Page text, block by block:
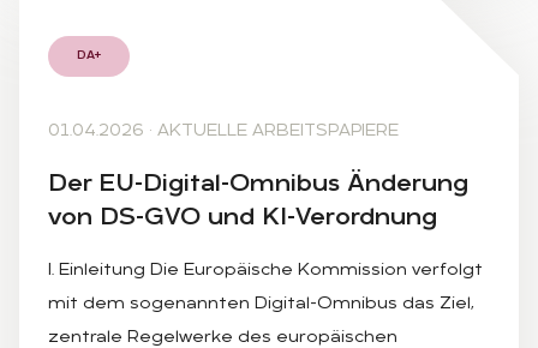
DA+
01.04.2026 · AKTUELLE ARBEITSPAPIERE
Der EU-Di­gi­tal-Om­ni­bus Än­de­rung
von DS-GVO und KI-Ver­ord­nung
I. Einleitung Die Europäische Kommission verfolgt
mit dem sogenannten Digital-Omnibus das Ziel,
zentrale Regelwerke des europäischen